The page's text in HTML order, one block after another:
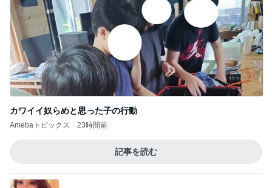
カワイイ奴らめと思った子の行動
Amebaトピックス 23時間前
記事を読む